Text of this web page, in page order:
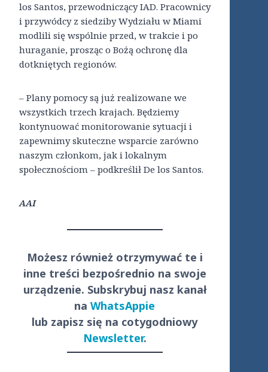
los Santos, przewodniczący IAD. Pracownicy
i przywódcy z siedziby Wydziału w Miami
modlili się wspólnie przed, w trakcie i po
huraganie, prosząc o Bożą ochronę dla
dotkniętych regionów.
– Plany pomocy są już realizowane we
wszystkich trzech krajach. Będziemy
kontynuować monitorowanie sytuacji i
zapewnimy skuteczne wsparcie zarówno
naszym członkom, jak i lokalnym
społecznościom – podkreślił De los Santos.
AAI
Możesz również otrzymywać te i
inne treści bezpośrednio na swoje
urządzenie. Subskrybuj nasz kanał
naWhatsAppie
lub zapisz się na cotygodniowy
Newsletter.